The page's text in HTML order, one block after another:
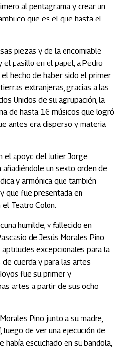
al pentagrama y crear un
que es el que hasta el
piezas y de la encomiable
pasillo en el papel, a Pedro
hecho de haber sido el primer
extranjeras, gracias a las
Unidos de su agrupación, la
de hasta 16 músicos que logró
antes era disperso y materia
el apoyo del lutier Jorge
un sexto orden de
y armónica que también
que fue presentada en
Teatro Colón.
humilde, y fallecido en
de Jesús Morales Pino
excepcionales para la
cuerda y para las artes
fue su primer y
artes a partir de sus ocho
Pino junto a su madre,
luego de ver una ejecución de
había escuchado en su bandola,